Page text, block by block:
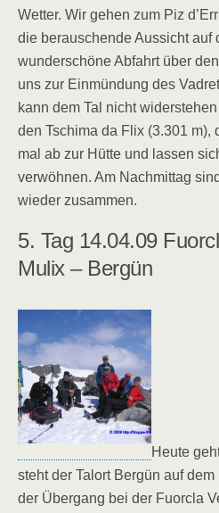
Wetter. Wir gehen zum Piz
die berauschende Aussicht auf
wunderschöne Abfahrt über
uns zur Einmündung des
kann dem Tal nicht
den Tschima da Flix (3.301 m),
mal ab zur Hütte und lassen
verwöhnen. Am Nachmittag
wieder zusammen.
5. Tag 14.04.09
Mulix – Bergün
Heute
steht der Talort Bergün auf
der Übergang bei der Fuorcla